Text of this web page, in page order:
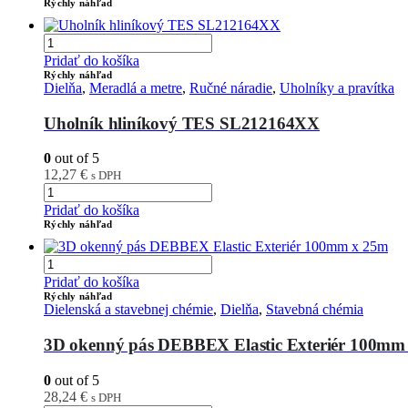
Rýchly náhľad
Pridať do košíka
Rýchly náhľad
Dielňa, Meradlá a metre, Ručné náradie, Uholníky a pravítka
Uholník hliníkový TES SL212164XX
0 out of 5
12,27 € s DPH
Pridať do košíka
Rýchly náhľad
Pridať do košíka
Rýchly náhľad
Dielenská a stavebnej chémie, Dielňa, Stavebná chémia
3D okenný pás DEBBEX Elastic Exteriér
0 out of 5
28,24 € s DPH